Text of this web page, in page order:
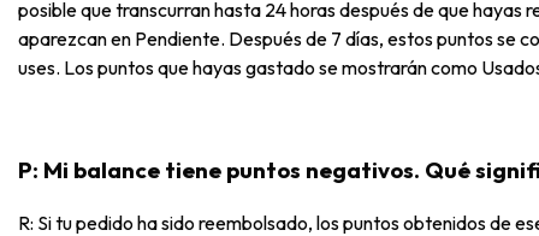
posible que transcurran hasta 24 horas después de que hayas
aparezcan en Pendiente. Después de 7 días, estos puntos se
uses. Los puntos que hayas gastado se mostrarán como
P: Mi balance tiene puntos negativos. Qué
R: Si tu pedido ha sido reembolsado, los puntos obtenidos de